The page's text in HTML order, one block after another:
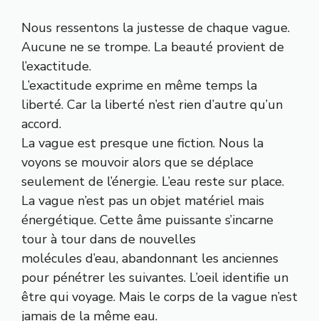
Nous ressentons la justesse de chaque vague.
Aucune ne se trompe. La beauté provient de
l’exactitude.
L’exactitude exprime en même temps la
liberté. Car la liberté n’est rien d’autre qu’un
accord.
La vague est presque une fiction. Nous la
voyons se mouvoir alors que se déplace
seulement de l’énergie. L’eau reste sur place.
La vague n’est pas un objet matériel mais
énergétique. Cette âme puissante s’incarne
tour à tour dans de nouvelles
molécules d’eau, abandonnant les anciennes
pour pénétrer les suivantes. L’oeil identifie un
être qui voyage. Mais le corps de la vague n’est
jamais de la même eau.